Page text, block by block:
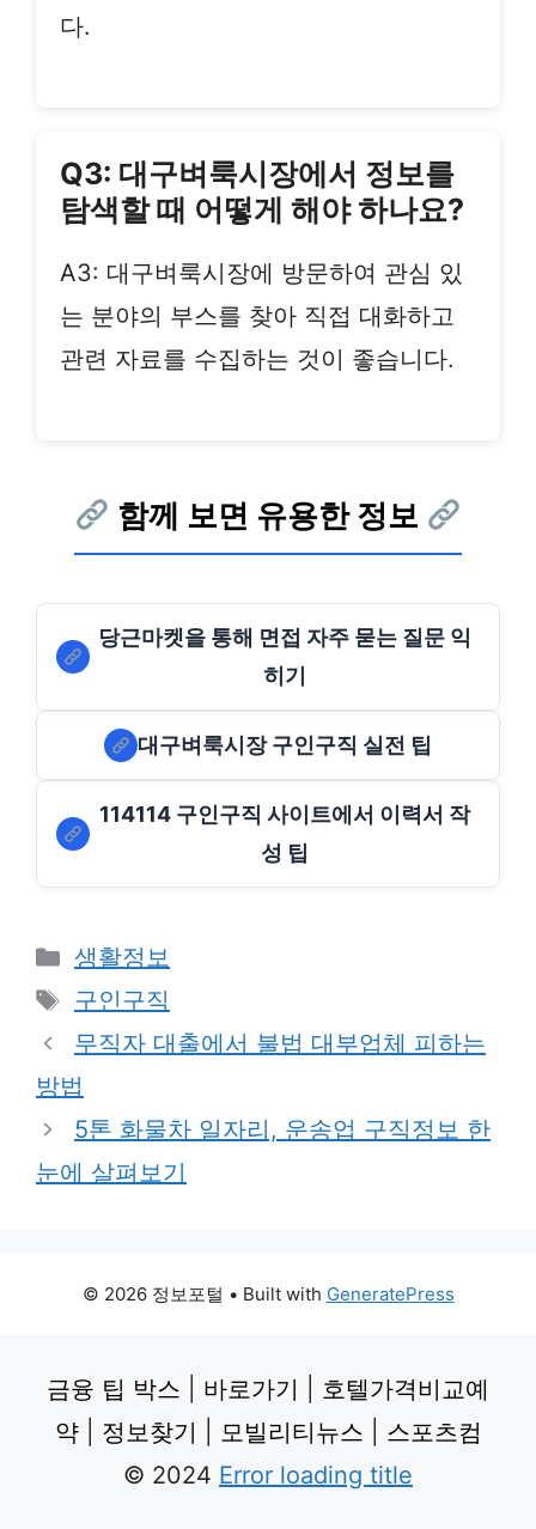
다.
Q3: 대구벼룩시장에서 정보를
탐색할 때 어떻게 해야 하나요?
A3: 대구벼룩시장에 방문하여 관심 있
는 분야의 부스를 찾아 직접 대화하고
관련 자료를 수집하는 것이 좋습니다.
함께 보면 유용한 정보
당근마켓을 통해 면접 자주 묻는 질문 익
히기
대구벼룩시장 구인구직 실전 팁
114114 구인구직 사이트에서 이력서 작
성 팁
Categories
생활정보
Tags
구인구직
무직자 대출에서 불법 대부업체 피하는
방법
5톤 화물차 일자리, 운송업 구직정보 한
눈에 살펴보기
© 2026 정보포털 • Built with GeneratePress
금융 팁 박스 바로가기
호텔가격비교예
약| 정보찾기 모빌리티뉴스
스포츠컴
© 2024 Error loading title